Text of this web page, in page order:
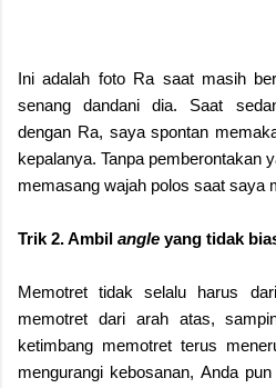
Ini adalah foto Ra saat masih
senang dandani dia. Saat
dengan Ra, saya spontan
kepalanya. Tanpa pemberontakan
memasang wajah polos saat saya
Trik 2. Ambil angle yang tidak
Memotret tidak selalu harus
memotret dari arah atas,
ketimbang memotret terus
mengurangi kebosanan, Anda